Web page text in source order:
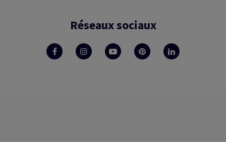
Réseaux sociaux